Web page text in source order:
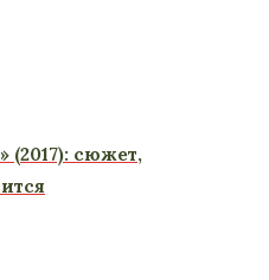
(2017): сюжет,